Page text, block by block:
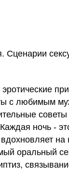
Сценарии
с любимым
ночь -
оральный